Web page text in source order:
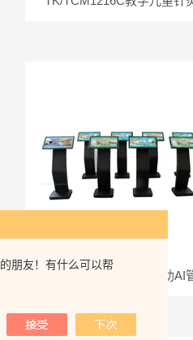
朋友！有什么可以帮
TKAI-ZL01中医教学辅助AI